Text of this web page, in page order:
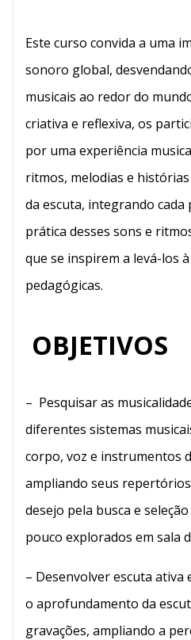
Este curso convida a uma
sonoro global,
musicais ao redor do
criativa e reflexiva, os
por uma experiência
ritmos, melodias e
da escuta, integrando cada
prática desses sons e
que se inspirem a levá-los
pedagógicas.
OBJETIVOS
– Pesquisar as
diferentes sistemas
corpo, voz e instrumentos
ampliando seus
desejo pela busca e
pouco explorados em sala
– Desenvolver escuta ativa
o aprofundamento da
gravações, ampliando a